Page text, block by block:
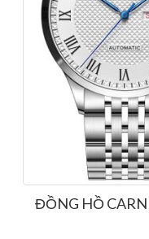
ĐỒNG HỒ